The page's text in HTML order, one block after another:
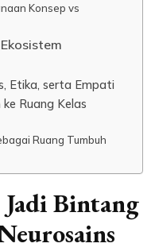
Konsep vs
Etika, serta Empati
Ruang Kelas
Ruang Tumbuh
Jadi Bintang